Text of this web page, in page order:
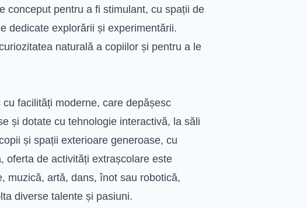
conceput pentru a fi stimulant, cu spații de
dedicate explorării și experimentării.
naturală a copiilor și pentru a le
cu facilități moderne, care depășesc
și dotate cu tehnologie interactivă, la săli
și spații exterioare generoase, cu
oferta de activități extrașcolare este
muzică, artă, dans, înot sau robotică,
diverse talente și pasiuni.